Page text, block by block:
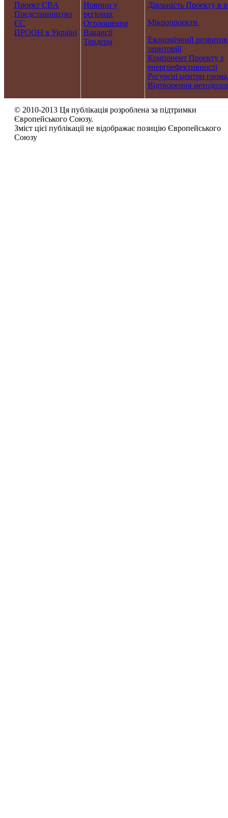
Проект CBA
Представництво
ЄС
ПРООН в Україні
Новини у
регіонах
Оголошення
Вакансії
Тендери
Діяльність Проекту в
Мікропроекти
Економічний розвиток
територій
Компонент Проекту з
енергоефективності
Ресурсні центри
Відтворення
© 2010-2013 Ця публікація розроблена за підтримки
Європейського Союзу.
Зміст цієї публікації не відображає позицію Європейського
Союзу